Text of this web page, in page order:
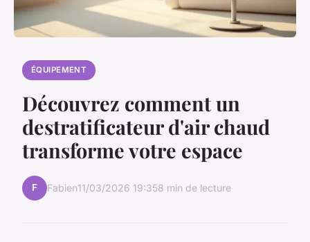
ÉQUIPEMENT
Découvrez comment un
destratificateur d'air chaud
transforme votre espace
F Fabien11/03/2026 19:358 min de lecture